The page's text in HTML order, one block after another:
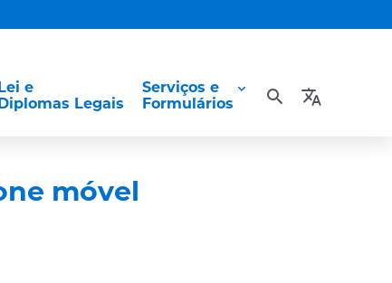
search translate
e
Legais
Serviços e
Formulários
móvel